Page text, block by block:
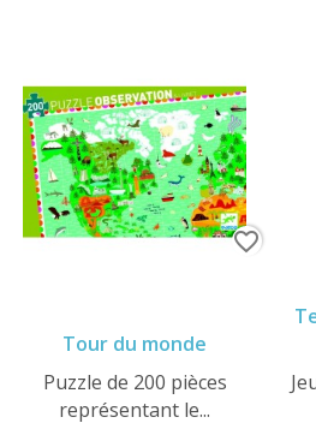
Tour du monde
Puzzle de 200 pièces
représentant le...
favorite_border